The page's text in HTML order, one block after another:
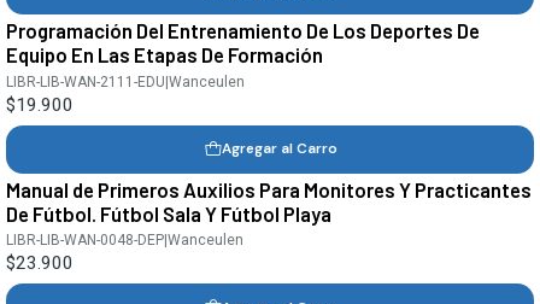
Programación Del Entrenamiento De Los Deportes De
Equipo En Las Etapas De Formación
LIBR-LIB-WAN-2111-EDU |Wanceulen
$19.900
Agregar al Carro
Manual de Primeros Auxilios Para Monitores Y Practicantes
De Fútbol. Fútbol Sala Y Fútbol Playa
LIBR-LIB-WAN-0048-DEP |Wanceulen
$23.900